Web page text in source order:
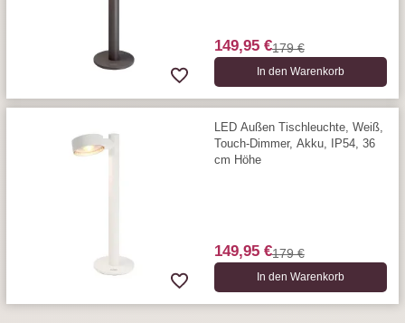
149,95 €179 €
In den Warenkorb
LED Außen Tischleuchte, Weiß,
Touch-Dimmer, Akku, IP54, 36
cm Höhe
149,95 €179 €
In den Warenkorb